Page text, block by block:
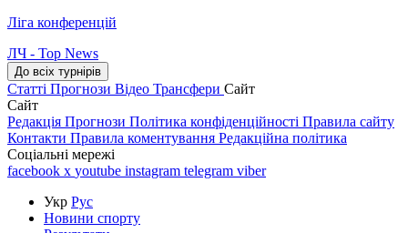
Ліга конференцій
ЛЧ - Top News
До всіх турнірів
Статті Прогнози Відео Трансфери Сайт
Сайт
Редакція Прогнози Політика конфіденційності Правила сайту
Контакти Правила коментування Редакційна політика
Соціальні мережі
facebook x youtube instagram telegram viber
Укр Рус
Новини спорту